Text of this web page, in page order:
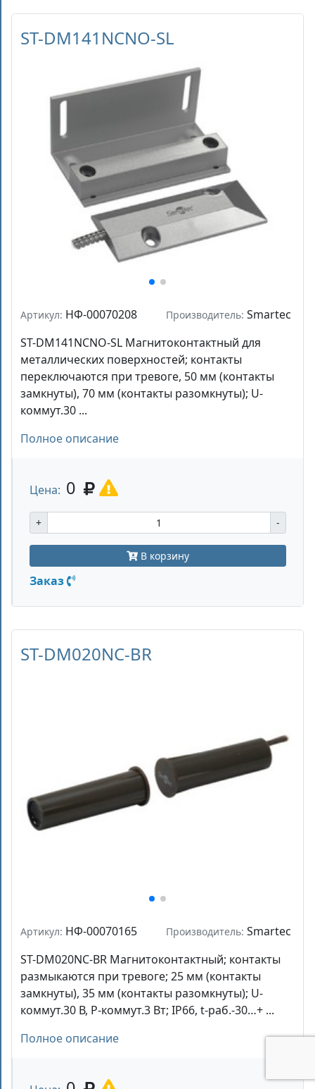
ST-DM141NCNO-SL
Артикул: НФ-00070208 Производитель: Smartec
ST-DM141NCNO-SL Магнитоконтактный для
металлических поверхностей; контакты
переключаются при тревоге, 50 мм (контакты
замкнуты), 70 мм (контакты разомкнуты); U-
коммут.30 ...
Полное описание
Цена: 0
+ -
В корзину
Заказ
ST-DM020NC-BR
Артикул: НФ-00070165 Производитель: Smartec
ST-DM020NC-BR Магнитоконтактный; контакты
размыкаются при тревоге; 25 мм (контакты
замкнуты), 35 мм (контакты разомкнуты); U-
коммут.30 В, P-коммут.3 Вт; IP66, t-раб.-30…+ ...
Полное описание